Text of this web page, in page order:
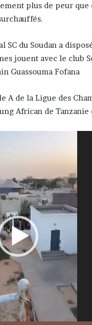
plus de peur
du Soudan a
jouent avec le club
Guassouma Fofana
de la Ligue des
African de